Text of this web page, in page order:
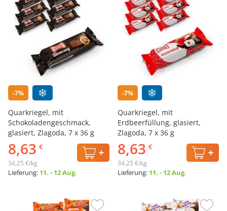
-7%
Quarkriegel, mit
Schokoladengeschmack,
glasiert, Zlagoda, 7 х 36 g
8,63 €
34,25 €/kg
Lieferung: 11. - 12 Aug.
-7%
Quarkriegel, mit
Erdbeerfüllung, glasiert,
Zlagoda, 7 х 36 g
8,63 €
34,25 €/kg
Lieferung: 11. - 12 Aug.